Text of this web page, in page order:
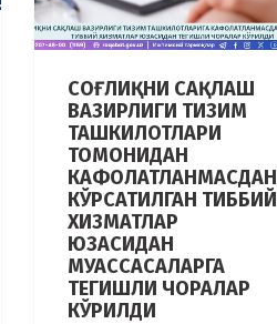
СОҒЛИҚНИ САҚЛАШ
ВАЗИРЛИГИ ТИЗИМ
ТАШКИЛОТЛАРИ
ТОМОНИДАН
КАФОЛАТЛАНМАСДАН
КЎРСАТИЛГАН ТИББИЙ
ХИЗМАТЛАР
ЮЗАСИДАН
МУАССАСАЛАРГА
ТЕГИШЛИ ЧОРАЛАР
КЎРИЛДИ